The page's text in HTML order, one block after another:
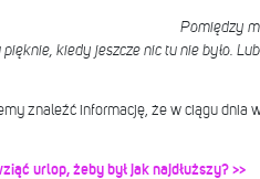
Pomiędzy
kiedy jeszcze nic tu nie było.
znaleźć informację, że w ciągu dnia
urlop, żeby był jak najdłuższy? >>